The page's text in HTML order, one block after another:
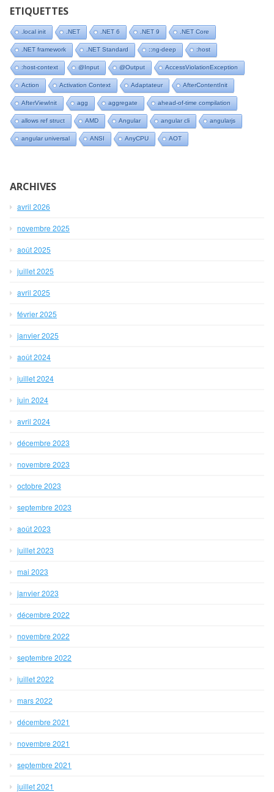
ETIQUETTES
.local init .NET .NET 6 .NET 9 .NET Core
.NET framework .NET Standard ::ng-deep :host
:host-context @Input @Output AccessViolationException
Action Activation Context Adaptateur AfterContentInit
AfterViewInit agg aggregate ahead-of-time compilation
allows ref struct AMD Angular angular cli angularjs
angular universal ANSI AnyCPU AOT
ARCHIVES
avril 2026
novembre 2025
août 2025
juillet 2025
avril 2025
février 2025
janvier 2025
août 2024
juillet 2024
juin 2024
avril 2024
décembre 2023
novembre 2023
octobre 2023
septembre 2023
août 2023
juillet 2023
mai 2023
janvier 2023
décembre 2022
novembre 2022
septembre 2022
juillet 2022
mars 2022
décembre 2021
novembre 2021
septembre 2021
juillet 2021